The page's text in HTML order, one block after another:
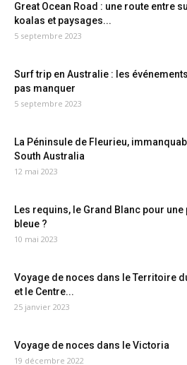
Great Ocean Road : une route entre
koalas et paysages...
5 septembre 2023
Surf trip en Australie : les
pas manquer
5 septembre 2023
La Péninsule de Fleurieu,
South Australia
12 mai 2023
Les requins, le Grand Blanc pour une
bleue ?
10 mai 2023
Voyage de noces dans le Territoire
et le Centre...
25 janvier 2023
Voyage de noces dans le Victoria
19 décembre 2022